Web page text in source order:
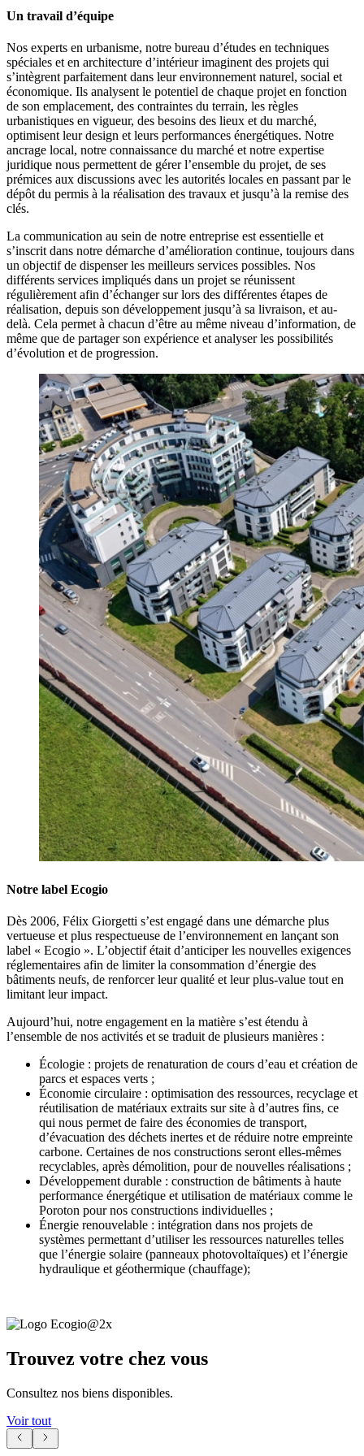
Un travail d’équipe
Nos experts en urbanisme, notre bureau d’études en techniques
spéciales et en architecture d’intérieur imaginent des projets qui
s’intègrent parfaitement dans leur environnement naturel, social et
économique. Ils analysent le potentiel de chaque projet en fonction
de son emplacement, des contraintes du terrain, les règles
urbanistiques en vigueur, des besoins des lieux et du marché,
optimisent leur design et leurs performances énergétiques. Notre
ancrage local, notre connaissance du marché et notre expertise
juridique nous permettent de gérer l’ensemble du projet, de ses
prémices aux discussions avec les autorités locales en passant par le
dépôt du permis à la réalisation des travaux et jusqu’à la remise des
clés.
La communication au sein de notre entreprise est essentielle et
s’inscrit dans notre démarche d’amélioration continue, toujours dans
un objectif de dispenser les meilleurs services possibles. Nos
différents services impliqués dans un projet se réunissent
régulièrement afin d’échanger sur lors des différentes étapes de
réalisation, depuis son développement jusqu’à sa livraison, et au-
delà. Cela permet à chacun d’être au même niveau d’information, de
même que de partager son expérience et analyser les possibilités
d’évolution et de progression.
Notre label Ecogio
Dès 2006, Félix Giorgetti s’est engagé dans une démarche plus
vertueuse et plus respectueuse de l’environnement en lançant son
label « Ecogio ». L’objectif était d’anticiper les nouvelles exigences
réglementaires afin de limiter la consommation d’énergie des
bâtiments neufs, de renforcer leur qualité et leur plus-value tout en
limitant leur impact.
Aujourd’hui, notre engagement en la matière s’est étendu à
l’ensemble de nos activités et se traduit de plusieurs manières :
Écologie : projets de renaturation de cours d’eau et création de
parcs et espaces verts ;
Économie circulaire : optimisation des ressources, recyclage et
réutilisation de matériaux extraits sur site à d’autres fins, ce
qui nous permet de faire des économies de transport,
d’évacuation des déchets inertes et de réduire notre empreinte
carbone. Certaines de nos constructions seront elles-mêmes
recyclables, après démolition, pour de nouvelles réalisations ;
Développement durable : construction de bâtiments à haute
performance énergétique et utilisation de matériaux comme le
Poroton pour nos constructions individuelles ;
Énergie renouvelable : intégration dans nos projets de
systèmes permettant d’utiliser les ressources naturelles telles
que l’énergie solaire (panneaux photovoltaïques) et l’énergie
hydraulique et géothermique (chauffage);
Trouvez votre chez vous
Consultez nos biens disponibles.
Voir tout